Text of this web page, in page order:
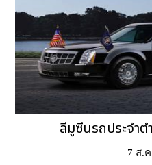
ลีมูซีนรถประจำ
7 ส.